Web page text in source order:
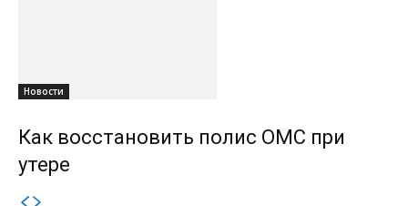
Новости
Как восстановить полис ОМС при
утере